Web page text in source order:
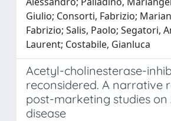
Giulio; Consorti, Fabrizio;
Fabrizio; Salis, Paolo; Segatori,
Laurent; Costabile, Gianluca
Acetyl-cholinesterase-
reconsidered. A narrative
post-marketing studies on
disease